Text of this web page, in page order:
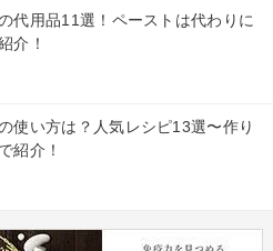
代用品11選！ペーストは代わりに
介！
使い方は？人気レシピ13選〜作り
紹介！